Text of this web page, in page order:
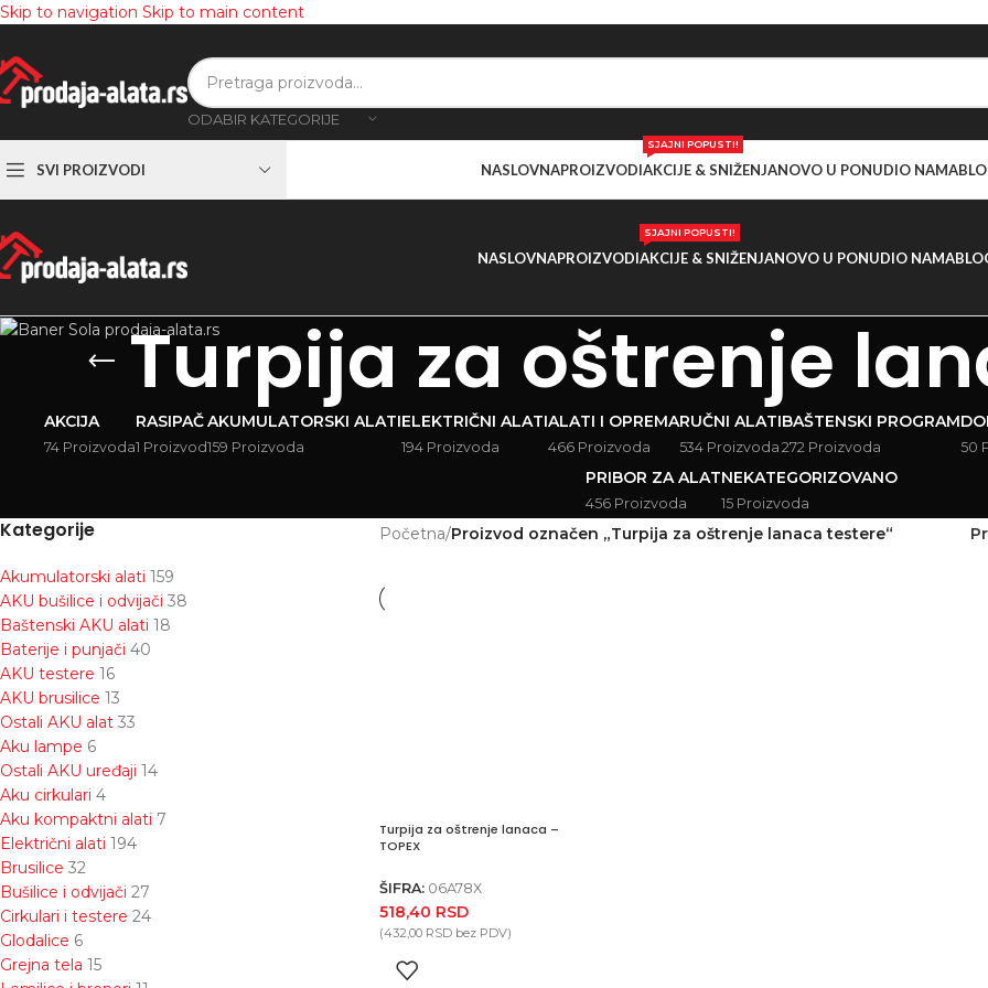
Skip to navigation Skip to main content
ODABIR KATEGORIJE
SVI PROIZVODI NASLOVNAPROIZVODIAKCIJE & SNIŽENJA
SJAJNI POPUSTI!
NOVO U PONUDIO NAMA
NASLOVNAPROIZVODIAKCIJE & SNIŽENJA
SJAJNI POPUSTI!
NOVO U PONUDIO NAMA
Turpija za oštrenje
AKCIJA
74 Proizvoda
RASIPAČ
1 Proizvod
AKUMULATORSKI ALATI
159 Proizvoda
ELEKTRIČNI ALATI
194 Proizvoda
ALATI I OPREMA
466 Proizvoda
RUČNI ALATI
534 Proizvoda
BAŠTENSKI PROGRAM
272 Proizvoda 50
PRIBOR ZA ALAT
456 Proizvoda
NEKATEGORIZOVANO
15 Proizvoda
Kategorije
Akumulatorski alati 159
AKU bušilice i odvijači 38
Baštenski AKU alati 18
Baterije i punjači 40
AKU testere 16
AKU brusilice 13
Ostali AKU alat 33
Aku lampe 6
Ostali AKU uređaji 14
Aku cirkulari 4
Aku kompaktni alati 7
Električni alati 194
Brusilice 32
Bušilice i odvijači 27
Cirkulari i testere 24
Glodalice 6
Grejna tela 15
Početna/Proizvod označen „Turpija za oštrenje lanaca testere“
Turpija za oštrenje lanaca –
TOPEX
ŠIFRA: 06A78X
518,40 RSD
(432,00 RSDbez PDV)